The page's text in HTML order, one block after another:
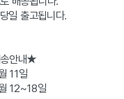
일 출고됩니다.
안내★
11일
12~18일